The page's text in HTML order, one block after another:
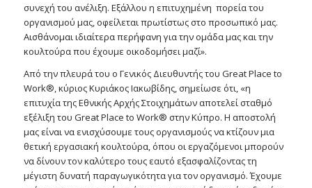
συνεχή του ανέλιξη. Εξάλλου η επιτυχημένη πορεία του
οργανισμού μας, οφείλεται πρωτίστως στο προσωπικό μας.
Αισθάνομαι ιδιαίτερα περήφανη για την ομάδα μας και την
κουλτούρα που έχουμε οικοδομήσει μαζί».
Από την πλευρά του ο Γενικός Διευθυντής του Great Place to
Work®, κύριος Κυριάκος Ιακωβίδης, σημείωσε ότι, «η
επιτυχία της Εθνικής Αρχής Στοιχημάτων αποτελεί σταθμό
εξέλιξη του Great Place to Work® στην Κύπρο. Η αποστολή
μας είναι να ενισχύσουμε τους οργανισμούς να κτίζουν μια
θετική εργασιακή κουλτούρα, όπου οι εργαζόμενοι μπορούν
να δίνουν τον καλύτερο τους εαυτό εξασφαλίζοντας τη
μέγιστη δυνατή παραγωγικότητα για τον οργανισμό. Έχουμε